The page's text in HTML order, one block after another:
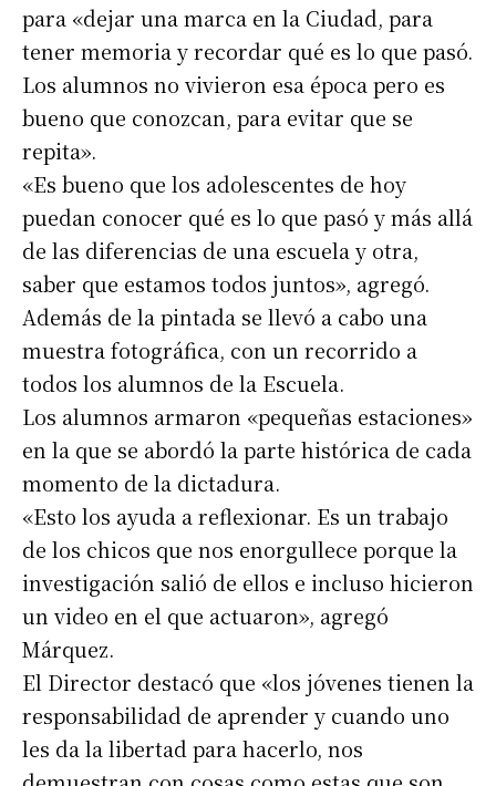
para «dejar una marca en la Ciudad, para
tener memoria y recordar qué es lo que pasó.
Los alumnos no vivieron esa época pero es
bueno que conozcan, para evitar que se
repita».
«Es bueno que los adolescentes de hoy
puedan conocer qué es lo que pasó y más allá
de las diferencias de una escuela y otra,
saber que estamos todos juntos», agregó.
Además de la pintada se llevó a cabo una
muestra fotográfica, con un recorrido a
todos los alumnos de la Escuela.
Los alumnos armaron «pequeñas estaciones»
en la que se abordó la parte histórica de cada
momento de la dictadura.
«Esto los ayuda a reflexionar. Es un trabajo
de los chicos que nos enorgullece porque la
investigación salió de ellos e incluso hicieron
un video en el que actuaron», agregó
Márquez.
El Director destacó que «los jóvenes tienen la
responsabilidad de aprender y cuando uno
les da la libertad para hacerlo, nos